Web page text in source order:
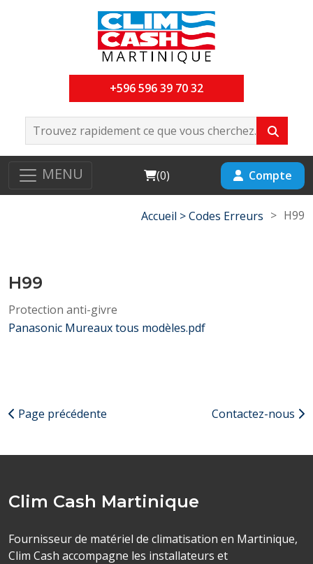
+596 596 39 70 32
MENU Cart
(0) Compte
Accueil >Codes Erreurs > H99
H99
Protection anti-givre
Panasonic Mureaux tous modèles.pdf
Page précédente Contactez-nous
Clim Cash Martinique
Fournisseur de matériel de climatisation en Martinique,
Clim Cash accompagne les installateurs et